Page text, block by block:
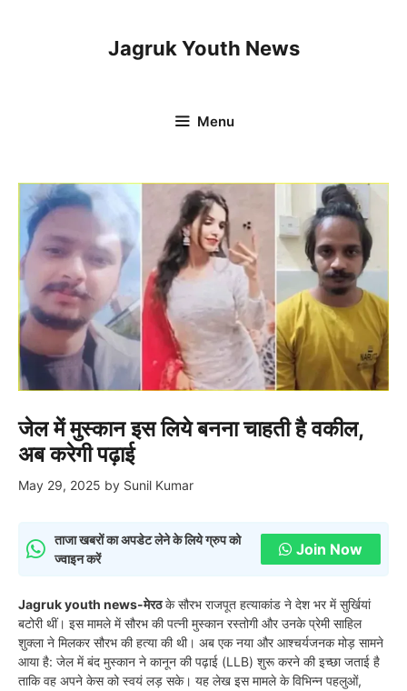
Jagruk Youth News
Menu
जेल में मुस्कान इस लिये बनना चाहती है वकील,
अब करेगी पढ़ाई
May 29, 2025 by Sunil Kumar
ताजा खबरों का अपडेट लेने के लिये ग्रुप को
ज्वाइन करें
Join Now
Jagruk youth news-मेरठके सौरभ राजपूत हत्याकांड ने देश भर में सुर्खियां
बटोरी थीं। इस मामले में सौरभ की पत्नी मुस्कान रस्तोगी और उनके प्रेमी साहिल
शुक्ला ने मिलकर सौरभ की हत्या की थी। अब एक नया और आश्चर्यजनक मोड़ सामने
आया है: जेल में बंद मुस्कान ने कानून की पढ़ाई (LLB) शुरू करने की इच्छा जताई है
ताकि वह अपने केस को स्वयं लड़ सके। यह लेख इस मामले के विभिन्न पहलुओं,